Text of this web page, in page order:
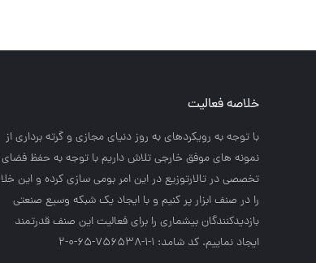
خلاصه فعالیت
با توجه به رويكردهاي به روز دنياي مجازي و گرته برداري از
نمونه هاي موفق خارجي تلاش داريم با توجه به حفظ فضاي
تخصصي در تالارتوزيع در اين امر بومي سازي كرده و اين خلا
را در صنف ابزار پر كنيم و با ايجاد يك شبكه وسيع صنعتي
بازديدكنندگان بيشماري را براي فعاليت اين صنف قدرتمند
ايجاد نماييم. کد شامد: 1-1-756538-65-0-2